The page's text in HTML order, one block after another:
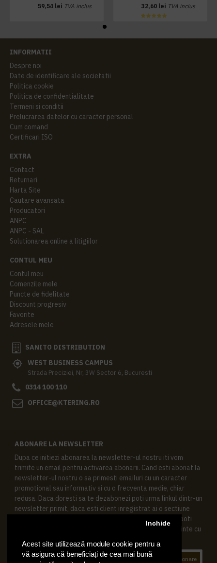
Acest site utilizează module cookie pentru a
vă asigura că beneficiați de cea mai bună
Inchide
59,54 lei TVA inclus
32,60 lei TVA inclus
INFORMATII
Despre noi
Date de identificare ale societatii
Politica cookie
Politica de confidentialitate
Termeni si conditii
Prelucrarea datelor cu caracter personal
Cum comand
Certificari ISO
EXTRA
Contact
Returnari
Harta Site
Cautare avansata
Producatori
ANPC
ANPC - SAL
Solutionarea online a litigiilor
CONTUL MEU
Contul meu
Comenzile mele
Puncte de fidelitate
Discount progresiv
Favorite
Adresele mele
SANITO DISTRIBUTION
WEST BUSINESS CAMPUS
Strada Preciziei, Nr, 3W Sector 6, Bucuresti
0314 100 110
OFFICE@KTERING.RO
ABONARE LA NEWSLETTER
Dupa ce initiezi abonarea la newsletter-ul nostru iti vom
trimite un email pentru activarea abonarii. Cand esti abonat la
newsletter-ul nostru o sa primesti emailuri cu un caracter
promotional sau informativ si cu o frecventa medie, chiar
redusa. Daca doresti sa te dezabonezi poti urma linkul dintr-un
newsletter primit, daca esti client inregistrat ai o sectiune
speciala in contul tau in acest scop, si de asemenea ne poti
contacta oricand pe email pentru orice intrebari sau cerinte cu
Abonare